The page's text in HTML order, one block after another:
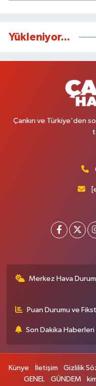
Yükleniyor...
Çankırı ve Türkiye'den
Merkez Hava
Puan Durumu ve
Son Dakika Haberleri
Künye İletişim Gizlilik
GENEL
GÜNDEM